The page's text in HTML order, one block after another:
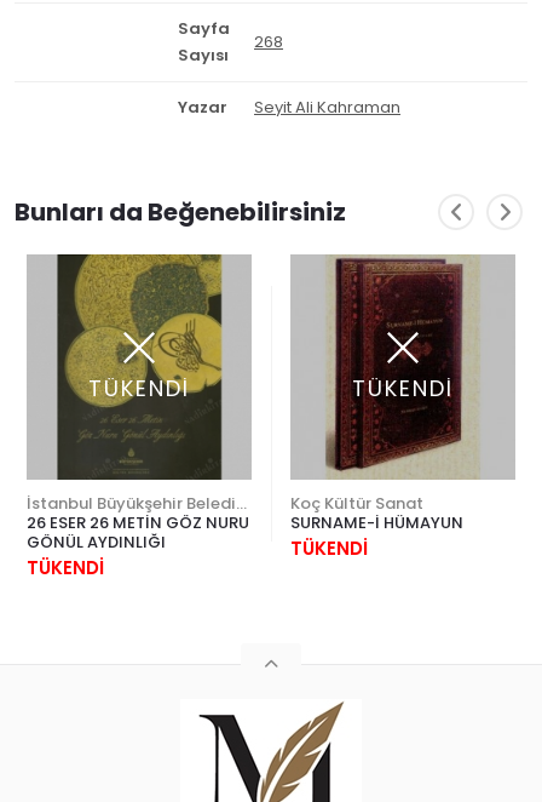
Sayfa
Sayısı
268
Yazar Seyit Ali Kahraman
Bunları da Beğenebilirsiniz
TÜKENDİ
26 ESER 26 METİN GÖZ NURU
GÖNÜL AYDINLIĞI
TÜKENDİ
TÜKENDİ
Koç Kültür Sanat
SURNAME-İ HÜMAYUN
TÜKENDİ